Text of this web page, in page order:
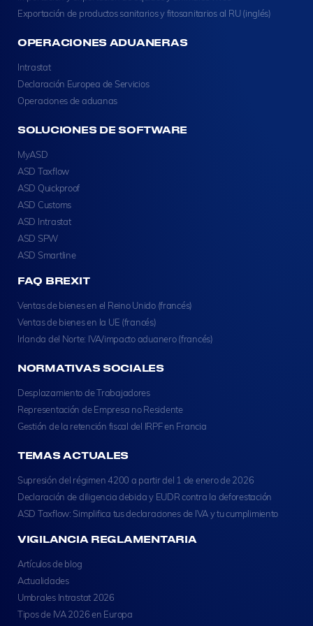
Exportación de productos sanitarios y fitosanitarios al RU (inglés)
OPERACIONES ADUANERAS
Intrastat
Declaración Europea de Servicios
Operaciones de aduanas
SOLUCIONES DE SOFTWARE
MyASD
ASD Taxflow
ASD Quickproof
ASD Customs
ASD Intrastat
ASD SPW
ASD Smartline
FAQ BREXIT
Ventas de bienes en el Reino Unido (francés)
Ventas de bienes en la UE (francés)
Irlanda del Norte: IVA/impacto aduanero (francés)
NORMATIVAS SOCIALES
Desplazamiento de Trabajadores
Representación de Empresa no Residente
Gestión de la retención fiscal del IRPF en Francia
TEMAS ACTUALES
Supresión del régimen 4200 a partir del 1 de enero de 2026
Declaración de diligencia debida y EUDR contra la deforestación
ASD Taxflow: Simplifica tus declaraciones de IVA y tu cumplimiento
VIGILANCIA REGLAMENTARIA
Artículos de blog
Actualidades
Umbrales Intrastat 2026
Tipos de IVA 2026 en Europa